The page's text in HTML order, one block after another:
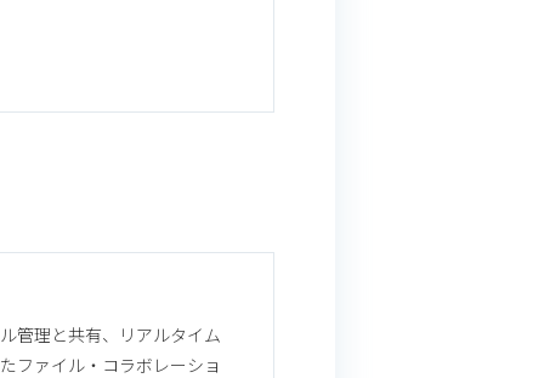
管理と共有、リアルタイム
ファイル・コラボレーショ